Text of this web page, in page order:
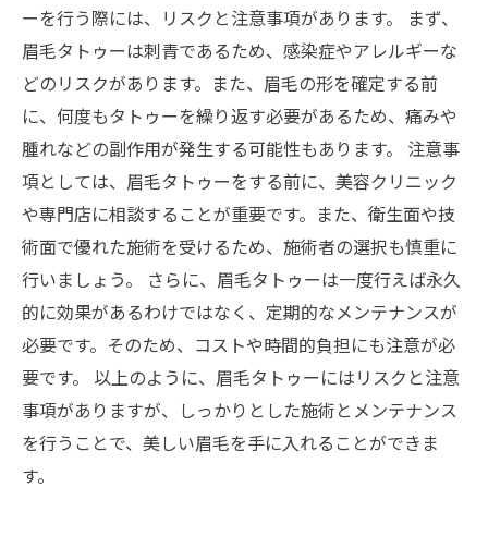
ーを行う際には、リスクと注意事項があります。 まず、
眉毛タトゥーは刺青であるため、感染症やアレルギーな
どのリスクがあります。また、眉毛の形を確定する前
に、何度もタトゥーを繰り返す必要があるため、痛みや
腫れなどの副作用が発生する可能性もあります。 注意事
項としては、眉毛タトゥーをする前に、美容クリニック
や専門店に相談することが重要です。また、衛生面や技
術面で優れた施術を受けるため、施術者の選択も慎重に
行いましょう。 さらに、眉毛タトゥーは一度行えば永久
的に効果があるわけではなく、定期的なメンテナンスが
必要です。そのため、コストや時間的負担にも注意が必
要です。 以上のように、眉毛タトゥーにはリスクと注意
事項がありますが、しっかりとした施術とメンテナンス
を行うことで、美しい眉毛を手に入れることができま
す。